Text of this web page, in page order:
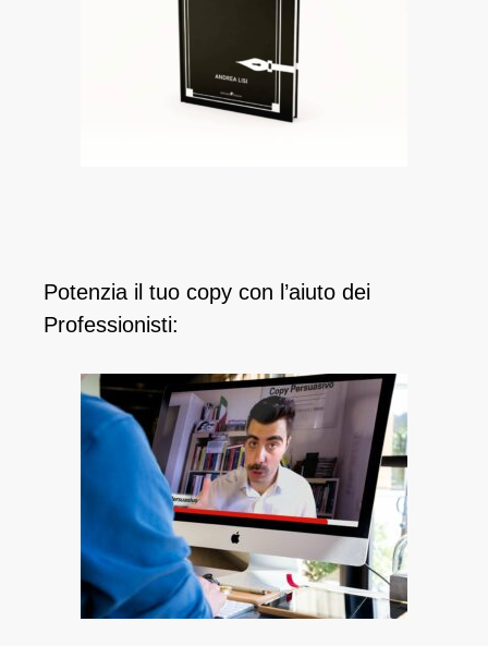
Potenzia il tuo copy con l’aiuto dei
Professionisti: